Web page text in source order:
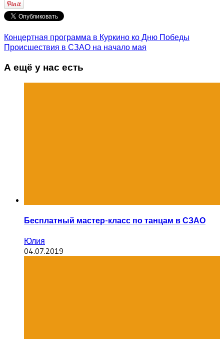
Концертная программа в Куркино ко Дню Победы
Происшествия в СЗАО на начало мая
А ещё у нас есть
Бесплатный мастер-класс по танцам в СЗАО
Юлия
04.07.2019